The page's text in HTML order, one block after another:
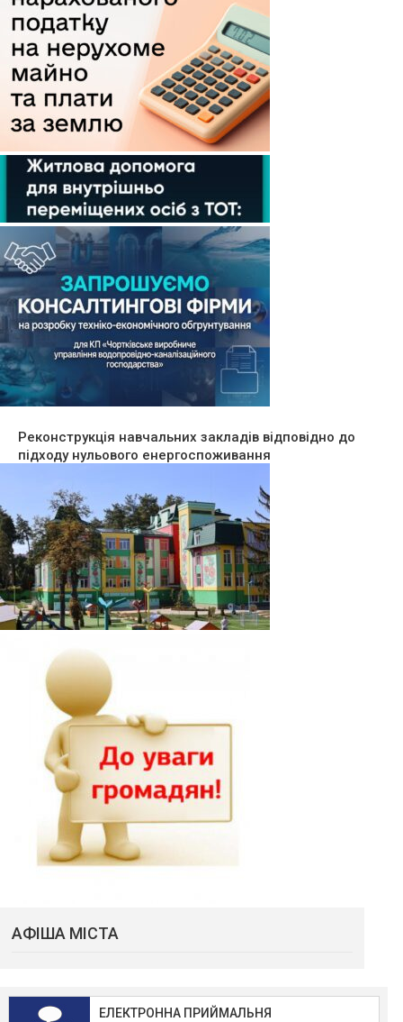
Реконструкція навчальних закладів відповідно до
підходу нульового енергоспоживання
АФІША МІСТА
ЕЛЕКТРОННА ПРИЙМАЛЬНЯ